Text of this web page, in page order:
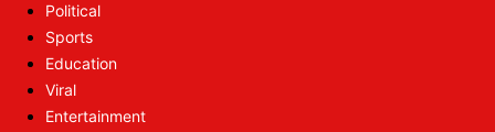
Political
Sports
Education
Viral
Entertainment